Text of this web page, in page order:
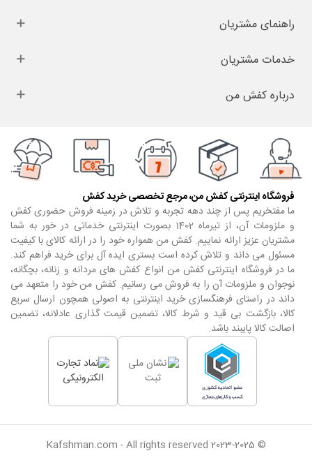
راهنمای مشتریان
خدمات مشتریان
درباره کفش من
فروشگاه اینترنتی کفش من، مرجع تخصصی خرید کفش
ما مفتخریم پس از چند دهه تجربه و تلاش در زمینه فروش حضوری کفش
و ملزومات آن، از تیرماه 1402 بصورت اینترنتی خدماتی در خور به شما
مشتریان عزیز ارائه نماییم. کفش من همواره خود را در ارائه کالای با کیفیت
مسئول می داند و تلاش کرده است بستری ایده آل برای خرید فراهم کند.
ما در فروشگاه اینترنتی کفش من انواع کفش های مردانه و زنانه، بچگانه،
نوجوان و ملزومات آن را به فروش می رسانیم. کفش من خود را متعهد می
داند در راستای فرهنگسازی خرید اینترنتی به اصولی همچون ارسال سریع
کالا، بازگشت بی قید و شرط کالا، تضمین قیمت گذاری عادلانه، تضمین
اصالت کالا پایبند باشد.
© Kafshman.com - All rights reserved 2023-2025